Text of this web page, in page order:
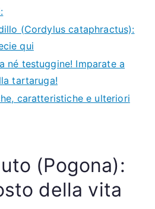
(Cordylus cataphractus):
qui
né testuggine! Imparate a
tartaruga!
caratteristiche e ulteriori
(Pogona):
della vita